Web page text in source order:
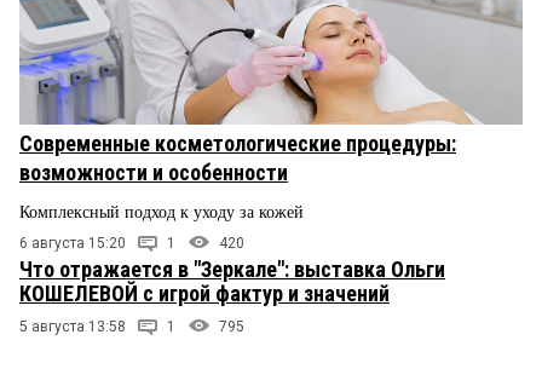
Современные косметологические процедуры:
возможности и особенности
Комплексный подход к уходу за кожей
6 августа 15:20 1 420
Что отражается в "Зеркале": выставка Ольги
КОШЕЛЕВОЙ с игрой фактур и значений
5 августа 13:58 1 795